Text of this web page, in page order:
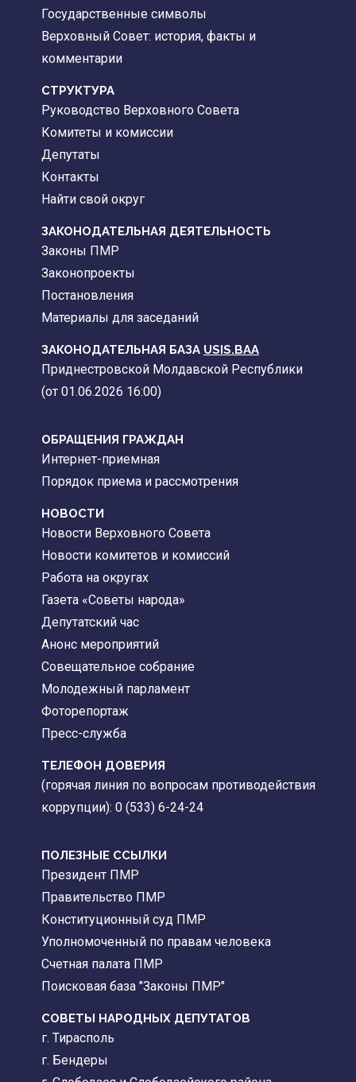
Государственные символы
Верховный Совет: история, факты и
комментарии
CТРУКТУРА
Руководство Верховного Совета
Комитеты и комиссии
Депутаты
Контакты
Найти свой округ
ЗАКОНОДАТЕЛЬНАЯ ДЕЯТЕЛЬНОСТЬ
Законы ПМР
Законопроекты
Постановления
Материалы для заседаний
ЗАКОНОДАТЕЛЬНАЯ БАЗА USIS.BAA
Приднестровской Молдавской Республики
(от 01.06.2026 16:00)
ОБРАЩЕНИЯ ГРАЖДАН
Интернет-приемная
Порядок приема и рассмотрения
НОВОСТИ
Новости Верховного Совета
Новости комитетов и комиссий
Работа на округах
Газета «Советы народа»
Депутатский час
Анонс мероприятий
Совещательное собрание
Молодежный парламент
Фоторепортаж
Пресс-служба
ТЕЛЕФОН ДОВЕРИЯ
(горячая линия по вопросам противодействия
коррупции): 0 (533) 6-24-24
ПОЛЕЗНЫЕ ССЫЛКИ
Президент ПМР
Правительство ПМР
Конституционный суд ПМР
Уполномоченный по правам человека
Счетная палата ПМР
Поисковая база "Законы ПМР"
СОВЕТЫ НАРОДНЫХ ДЕПУТАТОВ
г. Тирасполь
г. Бендеры